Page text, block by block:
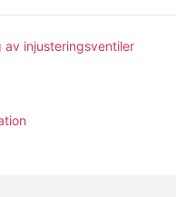
injusteringsventiler